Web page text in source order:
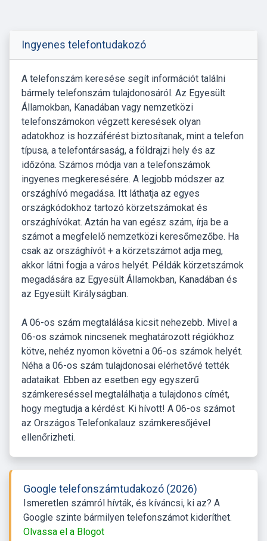
Ingyenes telefontudakozó
A telefonszám keresése segít információt találni
bármely telefonszám tulajdonosáról. Az Egyesült
Államokban, Kanadában vagy nemzetközi
telefonszámokon végzett keresések olyan
adatokhoz is hozzáférést biztosítanak, mint a telefon
típusa, a telefontársaság, a földrajzi hely és az
időzóna. Számos módja van a telefonszámok
ingyenes megkeresésére. A legjobb módszer az
országhívó megadása. Itt láthatja az egyes
országkódokhoz tartozó körzetszámokat és
országhívókat. Aztán ha van egész szám, írja be a
számot a megfelelő nemzetközi keresőmezőbe. Ha
csak az országhívót + a körzetszámot adja meg,
akkor látni fogja a város helyét. Példák körzetszámok
megadására az Egyesült Államokban, Kanadában és
az Egyesült Királyságban.
A 06-os szám megtalálása kicsit nehezebb. Mivel a
06-os számok nincsenek meghatározott régiókhoz
kötve, nehéz nyomon követni a 06-os számok helyét.
Néha a 06-os szám tulajdonosai elérhetővé tették
adataikat. Ebben az esetben egy egyszerű
számkereséssel megtalálhatja a tulajdonos címét,
hogy megtudja a kérdést: Ki hívott! A 06-os számot
az Országos Telefonkalauz számkeresőjével
ellenőrizheti.
Google telefonszámtudakozó (2026)
Ismeretlen számról hívták, és kíváncsi, ki az? A
Google szinte bármilyen telefonszámot kideríthet.
Olvassa el a Blogot